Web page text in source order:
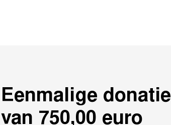
Eenmalige donatie
van 750,00 euro